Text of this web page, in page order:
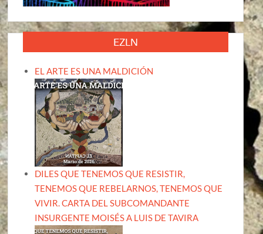
EZLN
EL ARTE ES UNA MALDICIÓN
DILES QUE TENEMOS QUE RESISTIR,
TENEMOS QUE REBELARNOS, TENEMOS QUE
VIVIR. CARTA DEL SUBCOMANDANTE
INSURGENTE MOISÉS A LUIS DE TAVIRA